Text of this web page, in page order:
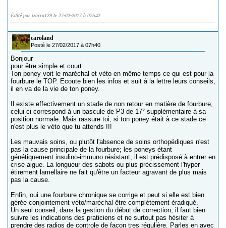
Édité par izarra129 le 27-02-2017 à 07h42
caroland
Posté le 27/02/2017 à 07h40
Bonjour
pour être simple et court:
Ton poney voit le maréchal et véto en même temps ce qui est pour la
fourbure le TOP. Ecoute bien les infos et suit à la lettre leurs conseils,
il en va de la vie de ton poney.
Il existe effectivement un stade de non retour en matière de fourbure,
celui ci correspond à un bascule de P3 de 17° supplémentaire à sa
position normale. Mais rassure toi, si ton poney était à ce stade ce
n'est plus le véto que tu attends !!!
Les mauvais soins, ou plutôt l'absence de soins orthopédiques n'est
pas la cause principale de la fourbure; les poneys étant
génétiquement insulino-immuno résistant, il est prédisposé à entrer en
crise aigue. La longueur des sabots ou plus précissement l'hyper
étirement lamellaire ne fait qu'être un facteur agravant de plus mais
pas la cause.
Enfin, oui une fourbure chronique se corrige et peut si elle est bien
gérée conjointement véto/maréchal être complètement éradiqué.
Un seul conseil, dans la gestion du début de correction, il faut bien
suivre les indications des praticiens et ne surtout pas hésiter à
prendre des radios de controle de facon tres régulière. Parles en avec